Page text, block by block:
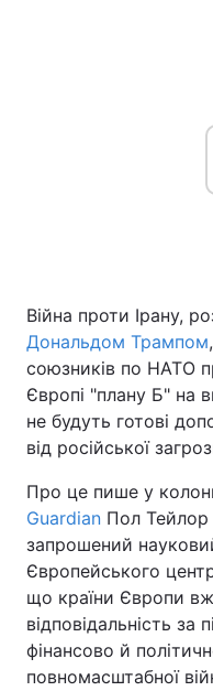
Економіка
Спорт
Техно і зв'язок
Зброя
Здоров'я
Цікавинки
Екологія
Лонгріди
Війна проти Ірану,
Дональдом Трампом
союзників по НАТО
Європі "плану Б" на
не будуть готові
від російської
Про це пише у
Guardian Пол Тейлор
запрошений
Європейського
що країни Європи
відповідальність за
фінансово й
повномасштабної